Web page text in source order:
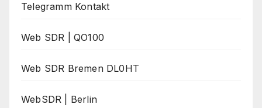
Telegramm Kontakt
Web SDR | QO100
Web SDR Bremen DL0HT
WebSDR | Berlin